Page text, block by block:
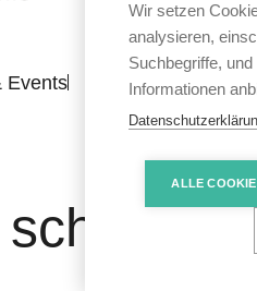
Events Alle News
Wir setzen
analysieren,
Suchbegriffe,
Informationen
ALLE